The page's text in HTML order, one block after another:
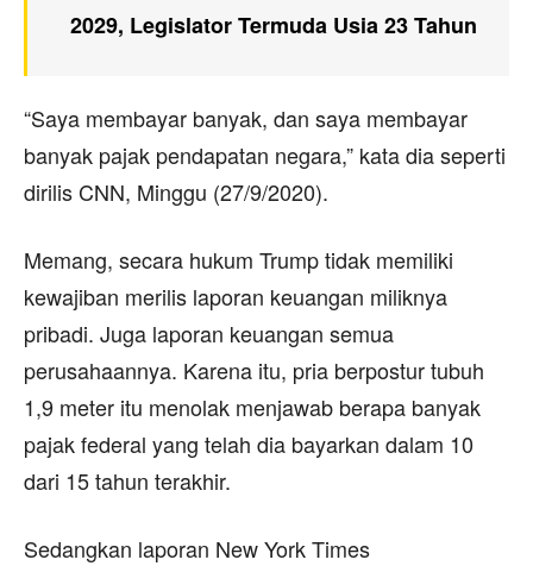
2029, Legislator Termuda Usia 23 Tahun
“Saya membayar banyak, dan saya membayar
banyak pajak pendapatan negara,” kata dia seperti
dirilis CNN, Minggu (27/9/2020).
Memang, secara hukum Trump tidak memiliki
kewajiban merilis laporan keuangan miliknya
pribadi. Juga laporan keuangan semua
perusahaannya. Karena itu, pria berpostur tubuh
1,9 meter itu menolak menjawab berapa banyak
pajak federal yang telah dia bayarkan dalam 10
dari 15 tahun terakhir.
Sedangkan laporan New York Times